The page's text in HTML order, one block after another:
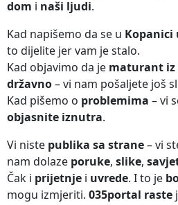
dom i naši ljudi.
Kad napišemo da se u Kopanici
to dijelite jer vam je stalo.
Kad objavimo da je maturant iz
državno– vi nam pošaljete još
Kad pišemo o problemima – vi
objasnite iznutra.
Vi niste publika sa strane– vi
nam dolaze poruke, slike,
Čak i prijetnje i uvrede. I to je
mogu izmjeriti. 035portal raste